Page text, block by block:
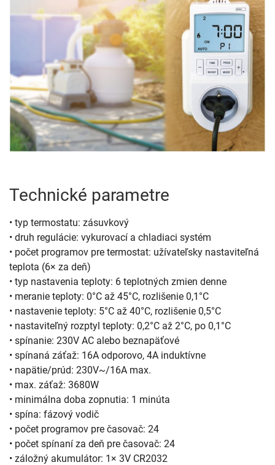
Technické parametre
• typ termostatu: zásuvkový
• druh regulácie: vykurovací a chladiaci systém
• počet programov pre termostat: užívateľsky nastaviteľná
teplota (6× za deň)
• typ nastavenia teploty: 6 teplotných zmien denne
• meranie teploty: 0°C až 45°C, rozlišenie 0,1°C
• nastavenie teploty: 5°C až 40°C, rozlišenie 0,5°C
• nastaviteľný rozptyl teploty: 0,2°C až 2°C, po 0,1°C
• spínanie: 230V AC alebo beznapäťové
• spínaná záťaž: 16A odporovo, 4A induktívne
• napätie/prúd: 230V~/16A max.
• max. záťaž: 3680W
• minimálna doba zopnutia: 1 minúta
• spína: fázový vodič
• počet programov pre časovač: 24
• počet spínaní za deň pre časovač: 24
• záložný akumulátor: 1× 3V CR2032